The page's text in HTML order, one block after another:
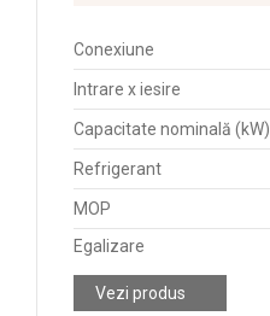
Conexiune
Intrare x iesire
Capacitate nominală (kW)
Refrigerant
MOP
Egalizare
Vezi produs